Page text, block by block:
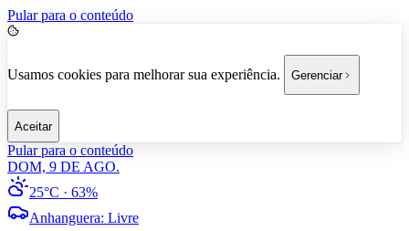
Pular para o conteúdo
Usamos cookies para melhorar sua experiência. Gerenciar
Aceitar
Pular para o conteúdo
DOM, 9 DE AGO.
25°C · 63%
Anhanguera: Livre